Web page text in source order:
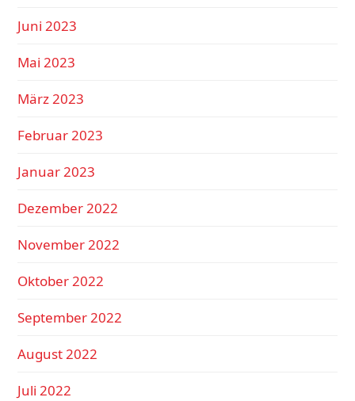
Juni 2023
Mai 2023
März 2023
Februar 2023
Januar 2023
Dezember 2022
November 2022
Oktober 2022
September 2022
August 2022
Juli 2022